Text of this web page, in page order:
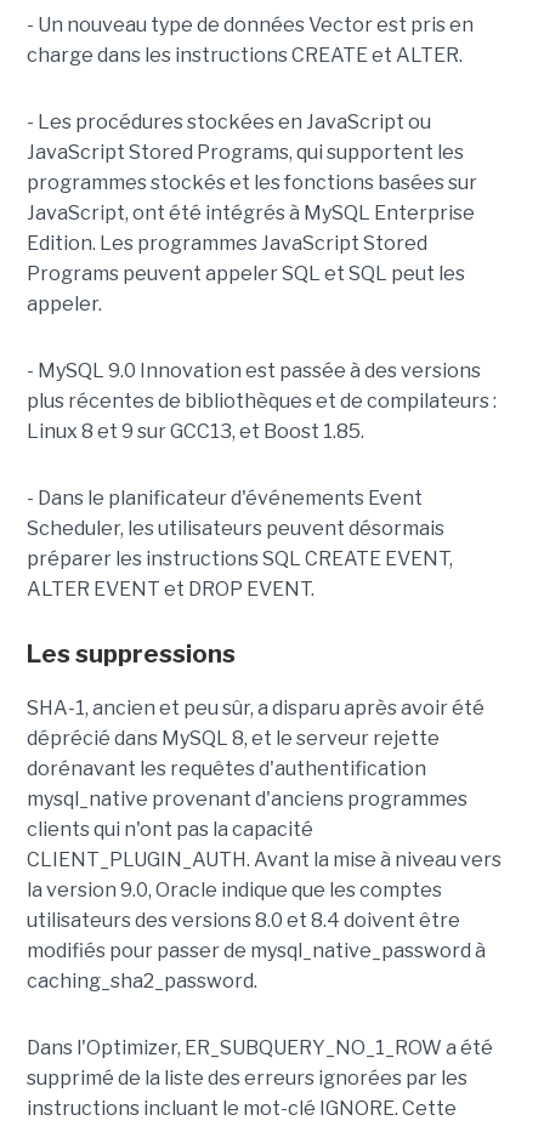
- Un nouveau type de données Vector est pris en
charge dans les instructions CREATE et ALTER.
- Les procédures stockées en JavaScript ou
JavaScript Stored Programs, qui supportent les
programmes stockés et les fonctions basées sur
JavaScript, ont été intégrés à MySQL Enterprise
Edition. Les programmes JavaScript Stored
Programs peuvent appeler SQL et SQL peut les
appeler.
- MySQL 9.0 Innovation est passée à des versions
plus récentes de bibliothèques et de compilateurs :
Linux 8 et 9 sur GCC13, et Boost 1.85.
- Dans le planificateur d'événements Event
Scheduler, les utilisateurs peuvent désormais
préparer les instructions SQL CREATE EVENT,
ALTER EVENT et DROP EVENT.
Les suppressions
SHA-1, ancien et peu sûr, a disparu après avoir été
déprécié dans MySQL 8, et le serveur rejette
dorénavant les requêtes d'authentification
mysql_native provenant d'anciens programmes
clients qui n'ont pas la capacité
CLIENT_PLUGIN_AUTH. Avant la mise à niveau vers
la version 9.0, Oracle indique que les comptes
utilisateurs des versions 8.0 et 8.4 doivent être
modifiés pour passer de mysql_native_password à
caching_sha2_password.
Dans l'Optimizer, ER_SUBQUERY_NO_1_ROW a été
supprimé de la liste des erreurs ignorées par les
instructions incluant le mot-clé IGNORE. Cette